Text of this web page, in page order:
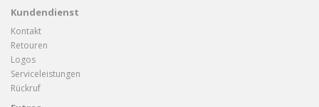
Kundendienst
Kontakt
Retouren
Logos
Serviceleistungen
Rückruf